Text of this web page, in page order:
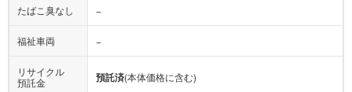
たばこ臭なし −
福祉車両 −
リサイクル
預託金
預託済(本体価格に含む)